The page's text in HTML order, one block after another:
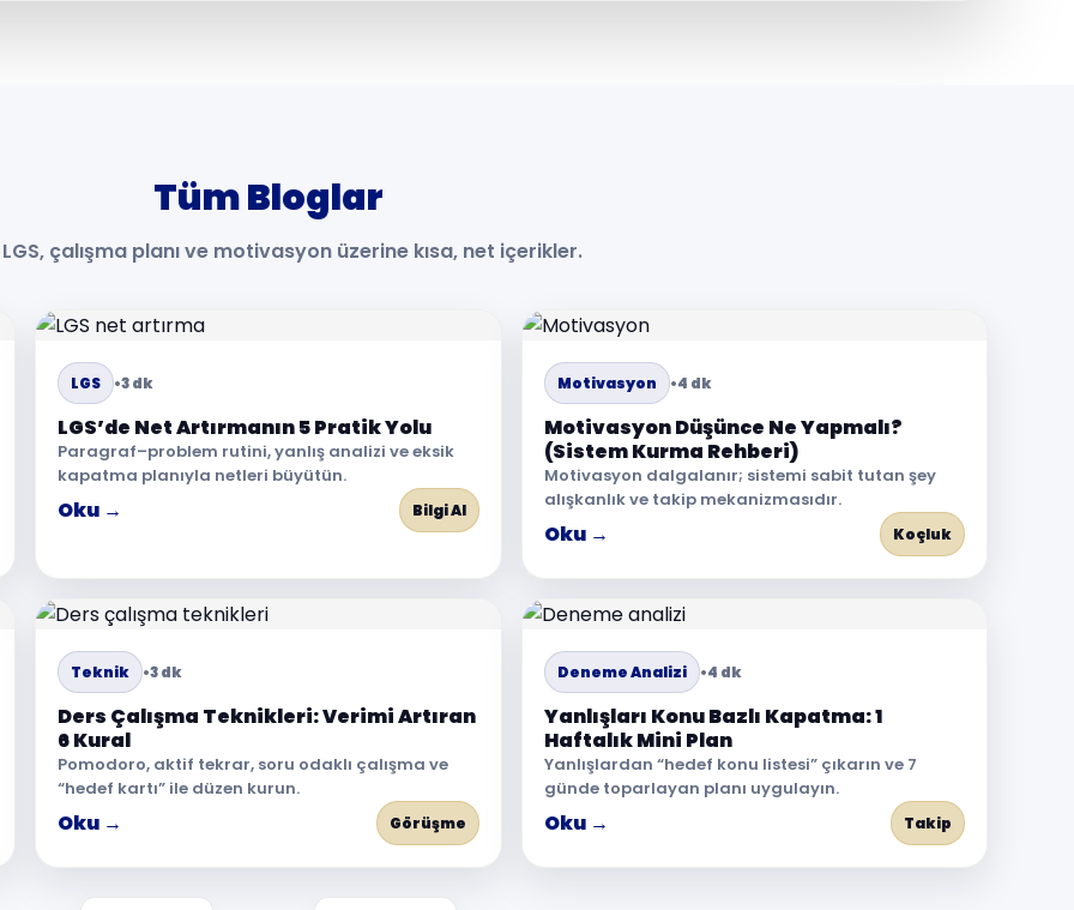
Tüm Bloglar
LGS, çalışma planı ve motivasyon üzerine kısa, net içerikler.
LGS •3 dk
LGS’de Net Artırmanın 5 Pratik Yolu
Paragraf–problem rutini, yanlış analizi ve eksik
kapatma planıyla netleri büyütün.
Oku → Bilgi Al
Motivasyon •4 dk
Motivasyon Düşünce Ne Yapmalı?
(Sistem Kurma Rehberi)
Motivasyon dalgalanır; sistemi sabit tutan şey
alışkanlık ve takip mekanizmasıdır.
Oku → Koçluk
Teknik •3 dk
Ders Çalışma Teknikleri: Verimi Artıran
6 Kural
Pomodoro, aktif tekrar, soru odaklı çalışma ve
“hedef kartı” ile düzen kurun.
Oku → Görüşme
Deneme Analizi •4 dk
Yanlışları Konu Bazlı Kapatma: 1
Haftalık Mini Plan
Yanlışlardan “hedef konu listesi” çıkarın ve 7
günde toparlayan planı uygulayın.
Oku → Takip